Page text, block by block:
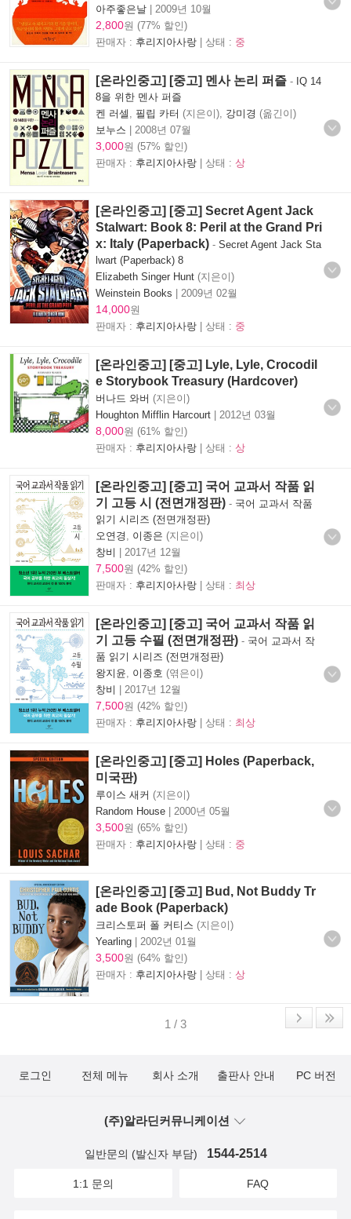
아주좋은날 | 2009년 10월
2,800원 (77% 할인)
판매자 : 후리지아사랑 | 상태 : 중
[온라인중고] [중고] 멘사 논리 퍼즐 - IQ 14
8을 위한 멘사 퍼즐
켄 러셀
필립 카터 (지은이), 강미경 (옮긴이)
보누스 | 2008년 07월
3,000원 (57% 할인)
판매자 : 후리지아사랑 | 상태 : 상
[온라인중고] [중고] Secret Agent Jack
Stalwart: Book 8: Peril at the Grand Pri
x: Italy (Paperback) - Secret Agent Jack Sta
lwart (Paperback) 8
Elizabeth Singer Hunt (지은이)
Weinstein Books | 2009년 02월
14,000원
판매자 : 후리지아사랑 | 상태 : 중
[온라인중고] [중고] Lyle, Lyle, Crocodil
e Storybook Treasury (Hardcover)
버나드 와버 (지은이)
Houghton Mifflin Harcourt | 2012년 03월
8,000원 (61% 할인)
판매자 : 후리지아사랑 | 상태 : 상
[온라인중고] [중고] 국어 교과서 작품 읽
기 고등 시 (전면개정판) - 국어 교과서 작품
읽기 시리즈 (전면개정판)
오연경
이종은 (지은이)
창비 | 2017년 12월
7,500원 (42% 할인)
판매자 : 후리지아사랑 | 상태 : 최상
[온라인중고] [중고] 국어 교과서 작품 읽
기 고등 수필 (전면개정판) - 국어 교과서 작
품 읽기 시리즈 (전면개정판)
왕지윤
이종호 (엮은이)
창비 | 2017년 12월
7,500원 (42% 할인)
판매자 : 후리지아사랑 | 상태 : 최상
[온라인중고] [중고] Holes (Paperback,
미국판)
루이스 새커 (지은이)
Random House | 2000년 05월
3,500원 (65% 할인)
판매자 : 후리지아사랑 | 상태 : 중
[온라인중고] [중고] Bud, Not Buddy Tr
ade Book (Paperback)
크리스토퍼 폴 커티스 (지은이)
Yearling | 2002년 01월
3,500원 (64% 할인)
판매자 : 후리지아사랑 | 상태 : 상
1 / 3
로그인 전체 메뉴 회사 소개 출판사 안내 PC 버전
(주)알라딘커뮤니케이션
일반문의 (발신자 부담) 1544-2514
1:1 문의 FAQ